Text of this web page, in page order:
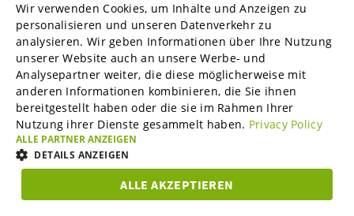
Interviews
„Unser Pfandsystem wird mittlerweile in 50
Ländern umgesetzt“
ENGLISH
GERMAN
SPANISH
FRENCH
ITALIAN
ESTONIAN
Wir verwenden Cookies, um Inhalte und Anzeigen zu
personalisieren und unseren Datenverkehr zu
analysieren. Wir geben Informationen über Ihre Nutzung
unserer Website auch an unsere Werbe- und
Analysepartner weiter, die diese möglicherweise mit
anderen Informationen kombinieren, die Sie ihnen
bereitgestellt haben oder die sie im Rahmen Ihrer
Nutzung ihrer Dienste gesammelt haben. Privacy Policy
ALLE PARTNER ANZEIGEN
DETAILS ANZEIGEN
ALLE AKZEPTIEREN
UNBEDINGT